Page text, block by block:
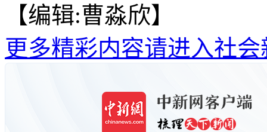
【编辑:曹淼欣】
更多精彩内容请进入社会